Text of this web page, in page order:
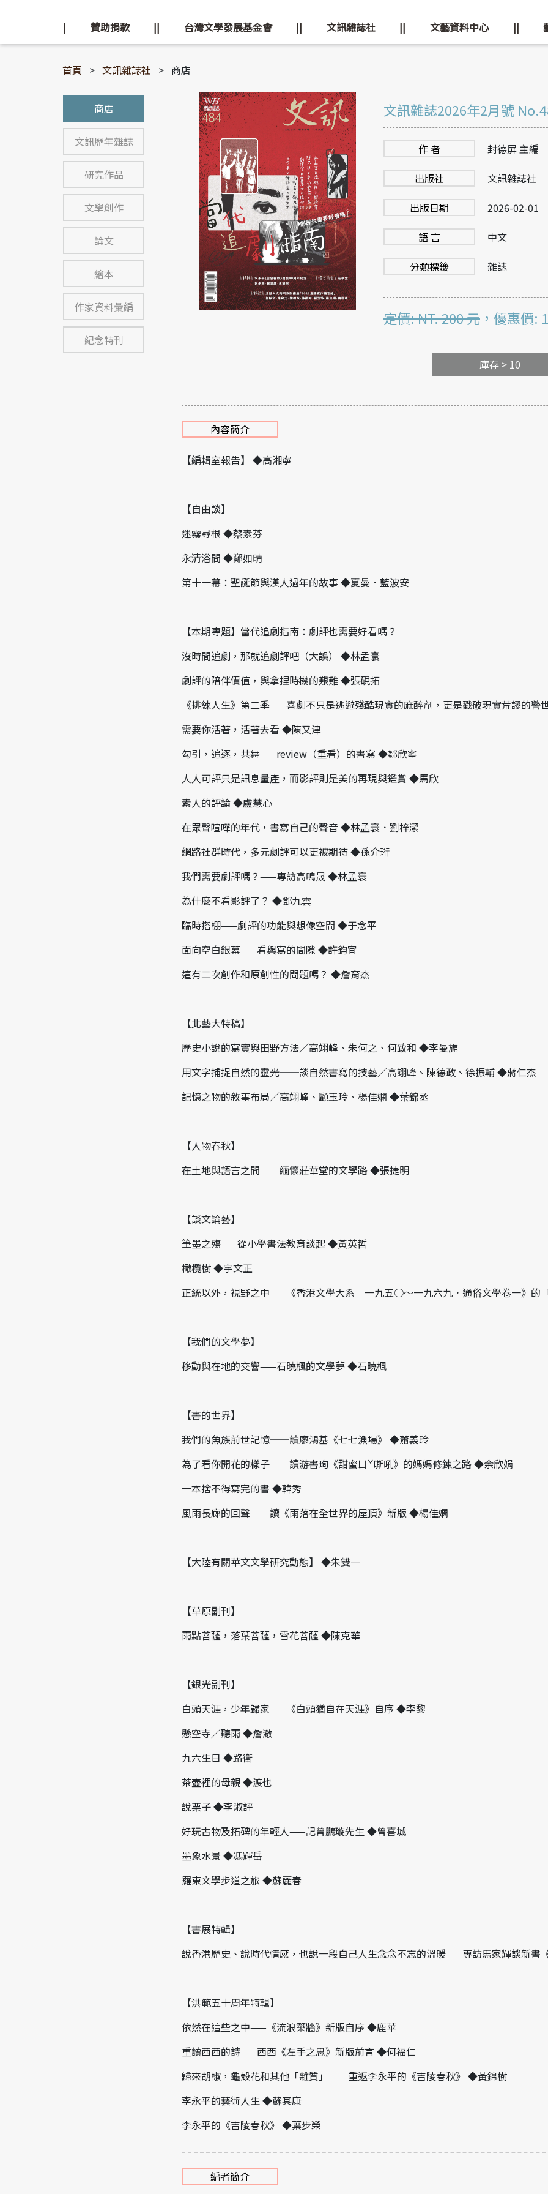
| 贊助捐款 || 台灣文學發展基金會 || 文訊雜誌社 || 文藝資料中心 ||
首頁 > 文訊雜誌社 > 商店
商店
文訊歷年雜誌
研究作品
文學創作
論文
繪本
作家資料彙編
紀念特刊
文訊雜誌2026年2月號
作 者
封德屏 主編
出版社
文訊雜誌社
出版日期
2026-02-01
語 言
中文
分類標籤
雜誌
定價: NT. 200 元，優惠價:
庫存 > 10
內容簡介
【編輯室報告】 ◆高湘寧
【自由談】
迷霧尋根 ◆蔡素芬
永清浴間 ◆鄭如晴
第十一幕：聖誕節與漢人過年的故事 ◆夏曼．藍波安
【本期專題】當代追劇指南：劇評也需要好看嗎？
沒時間追劇，那就追劇評吧（大誤） ◆林孟寰
劇評的陪伴價值，與拿捏時機的艱難 ◆張硯拓
《排練人生》第二季——喜劇不只是逃避殘酷現實的麻醉劑，更是戳破現實荒謬的警
需要你活著，活著去看 ◆陳又津
勾引，追逐，共舞——review（重看）的書寫 ◆鄒欣寧
人人可評只是訊息量產，而影評則是美的再現與鑑賞 ◆馬欣
素人的評論 ◆盧慧心
在眾聲喧嘩的年代，書寫自己的聲音 ◆林孟寰．劉梓潔
網路社群時代，多元劇評可以更被期待 ◆孫介珩
我們需要劇評嗎？——專訪高鳴晟 ◆林孟寰
為什麼不看影評了？ ◆鄧九雲
臨時搭棚——劇評的功能與想像空間 ◆于念平
面向空白銀幕——看與寫的間隙 ◆許鈞宜
這有二次創作和原創性的問題嗎？ ◆詹育杰
【北藝大特稿】
歷史小說的寫實與田野方法／高翊峰、朱何之、何致和 ◆李曼旎
用文字捕捉自然的靈光──談自然書寫的技藝／高翊峰、陳德政、徐振輔 ◆蔣仁杰
記憶之物的敘事布局／高翊峰、顧玉玲、楊佳嫻 ◆葉錦丞
【人物春秋】
在土地與語言之間──緬懷莊華堂的文學路 ◆張捷明
【談文論藝】
筆墨之殤——從小學書法教育談起 ◆黃英哲
橄欖樹 ◆宇文正
正統以外，視野之中——《香港文學大系 一九五○～一九六九．通俗文學卷一》的
【我們的文學夢】
移動與在地的交響——石曉楓的文學夢 ◆石曉楓
【書的世界】
我們的魚族前世記憶──讀廖鴻基《七七漁場》 ◆蕭義玲
為了看你開花的樣子──讀游書珣《甜蜜ㄩˇ嘶吼》的媽媽修鍊之路 ◆余欣娟
一本捨不得寫完的書 ◆韓秀
風雨長廊的回聲──讀《雨落在全世界的屋頂》新版 ◆楊佳嫻
【大陸有關華文文學研究動態】 ◆朱雙一
【草原副刊】
雨點菩薩，落葉菩薩，雪花菩薩 ◆陳克華
【銀光副刊】
白頭天涯，少年歸家——《白頭猶自在天涯》自序 ◆李黎
懸空寺／聽雨 ◆詹澈
九六生日 ◆路衛
茶壺裡的母親 ◆渡也
說栗子 ◆李淑評
好玩古物及拓碑的年輕人——記曾鵬璇先生 ◆曾喜城
墨象水景 ◆馮輝岳
羅東文學步道之旅 ◆蘇麗春
【書展特輯】
說香港歷史、說時代情感，也說一段自己人生念念不忘的溫暖——專訪馬家輝談新書
【洪範五十周年特輯】
依然在這些之中——《流浪築牆》新版自序 ◆鹿苹
重讀西西的詩——西西《左手之思》新版前言 ◆何福仁
歸來胡椒，龜殼花和其他「雜質」──重返李永平的《吉陵春秋》 ◆黃錦樹
李永平的藝術人生 ◆蘇其康
李永平的《吉陵春秋》 ◆葉步榮
編者簡介